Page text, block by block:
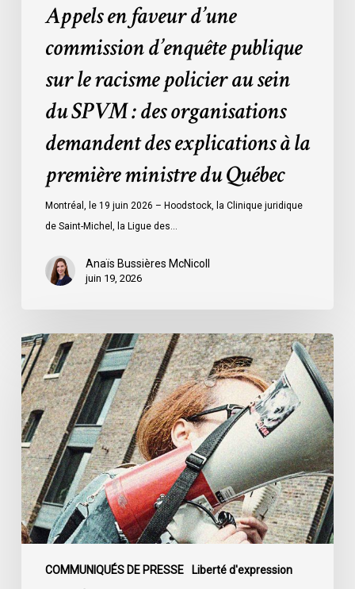
SPVM
organisations
explications
première
ministre
Québec
Appels en faveur d’une
commission d’enquête publique
sur le racisme policier au sein
du SPVM : des organisations
demandent des explications à la
première ministre du Québec
Montréal, le 19 juin 2026 – Hoodstock, la Clinique juridique
de Saint-Michel, la Ligue des…
Anaïs Bussières McNicoll
juin 19, 2026
COMMUNIQUÉS DE PRESSE Liberté d'expression
L’ACLC
se
joint
à
la
déclaration
de
la
société
civile
l’adoption